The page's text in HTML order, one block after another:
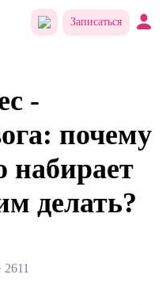
Записаться
-
почему
набирает
делать?
2611